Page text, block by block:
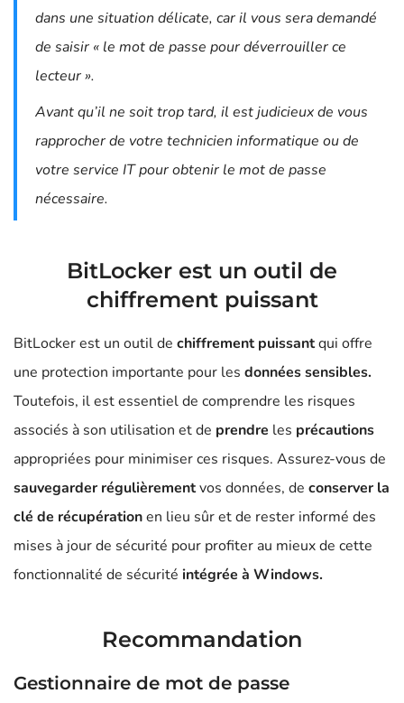
dans une situation délicate, car il vous sera demandé
de saisir « le mot de passe pour déverrouiller ce
lecteur ».
Avant qu’il ne soit trop tard, il est judicieux de vous
rapprocher de votre technicien informatique ou de
votre service IT pour obtenir le mot de passe
nécessaire.
BitLocker est un outil de
chiffrement puissant
BitLocker est un outil de chiffrement puissantqui offre
une protection importante pour les données sensibles.
Toutefois, il est essentiel de comprendre les risques
associés à son utilisation et de prendre les précautions
appropriées pour minimiser ces risques. Assurez-vous de
sauvegarder régulièrementvos données, de conserver la
clé de récupérationen lieu sûr et de rester informé des
mises à jour de sécurité pour profiter au mieux de cette
fonctionnalité de sécurité intégrée à Windows.
Recommandation
Gestionnaire de mot de passe